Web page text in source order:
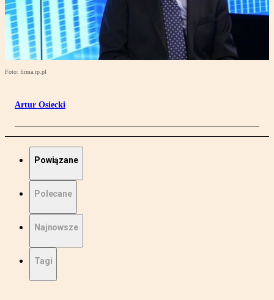
Foto: firma.rp.pl
Artur Osiecki
Powiązane
Polecane
Najnowsze
Tagi